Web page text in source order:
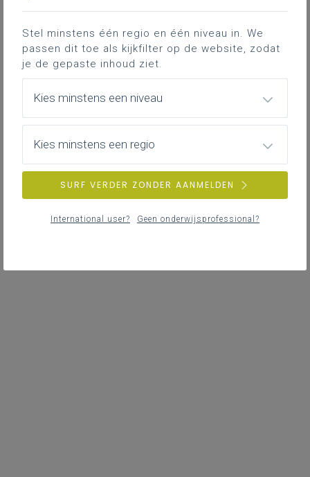
Stel minstens één regio en één niveau in. We
passen dit toe als kijkfilter op de website, zodat
je de gepaste inhoud ziet.
Kies minstens een niveau
Kies minstens een regio
SURF VERDER ZONDER AANMELDEN
International user? Geen onderwijsprofessional?